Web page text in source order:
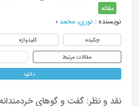
مقاله
نویسنده : نوری، محمد ؛
چکیده کلیدواژه
مقالات مرتبط
دانلود
نقد و نظر: گفت و گوهای